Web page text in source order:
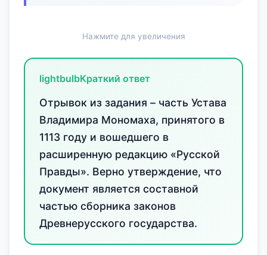
Нажмите для увеличения
lightbulbКраткий ответ
Отрывок из задания – часть Устава
Владимира Мономаха, принятого в
1113 году и вошедшего в
расширенную редакцию «Русской
Правды». Верно утверждение, что
документ является составной
частью сборника законов
Древнерусского государства.